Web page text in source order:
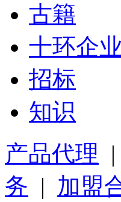
古籍
十环企业
招标
知识
产品代理 |
务 | 加盟